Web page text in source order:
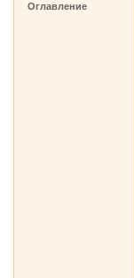
Оглавление